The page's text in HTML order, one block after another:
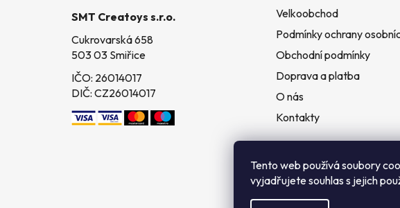
Tento web používá soubory
vyjadřujete souhlas s jejich
SMT Creatoys s.r.o.
Cukrovarská 658
503 03 Smiřice
IČO: 26014017
DIČ: CZ26014017
Velkoobchod
Podmínky ochrany
Obchodní podmínky
Doprava a platba
O nás
Kontakty